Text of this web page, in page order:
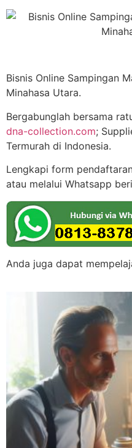
Bisnis Online Sampingan
Minahasa Utara.
Bergabunglah bersama
dna-collection.com;
Termurah di Indonesia.
Lengkapi form
atau melalui Whatsapp
Anda juga dapat